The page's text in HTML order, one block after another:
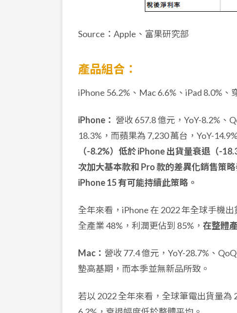
Source：Apple、富果研究部
產品組合：
iPhone 56.2%、Mac 6.6%、iPad 8.0%、
iPhone： 營收 657.8 億元，YoY-8.2%、
18.3%，而蘋果為 7,230 萬台，YoY-
（-8.2%）低於 iPhone 出貨量衰退（-
次加大基本款和 Pro 款的差異化銷售策
iPhone 15 有可能持續此策略。
全年來看，iPhone 在 2022 年全球手機
全產業 48%，利潤更佔到 85%， 在整體
Mac： 營收 77.4 億元，YoY-28.7%、
墊高基期，而本季並無新品所致。
若以 2022 全年來看，全球筆電出貨量為